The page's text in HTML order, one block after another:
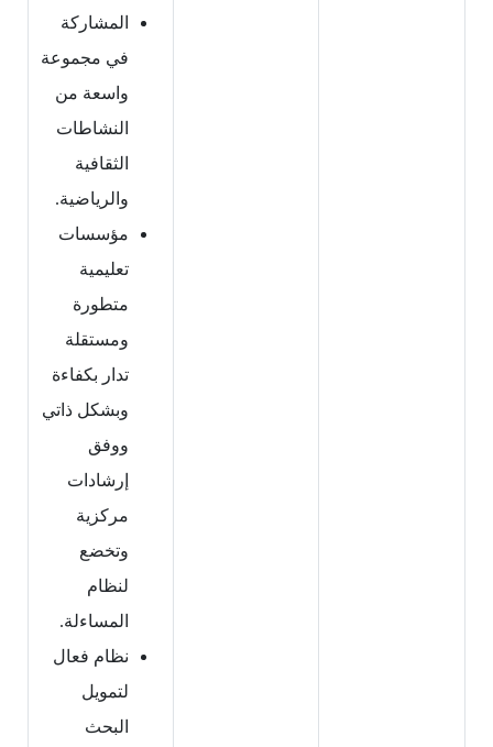
المشاركة
في مجموعة
واسعة من
النشاطات
الثقافية
والرياضية.
مؤسسات
تعليمية
متطورة
ومستقلة
تدار بكفاءة
وبشكل ذاتي
ووفق
إرشادات
مركزية
وتخضع
لنظام
المساءلة.
نظام فعال
لتمويل
البحث